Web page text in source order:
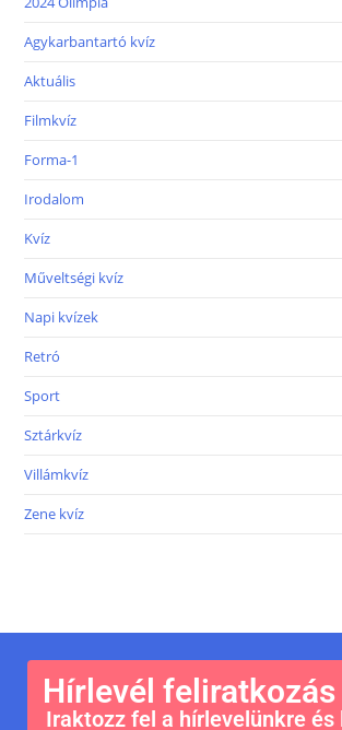
Agykarbantartó kvíz
Aktuális
Filmkvíz
Forma-1
Irodalom
Kvíz
Műveltségi kvíz
Napi kvízek
Retró
Sport
Sztárkvíz
Villámkvíz
Zene kvíz
Hírlevél feliratkozás
Iraktozz fel a hírlevelünkre és